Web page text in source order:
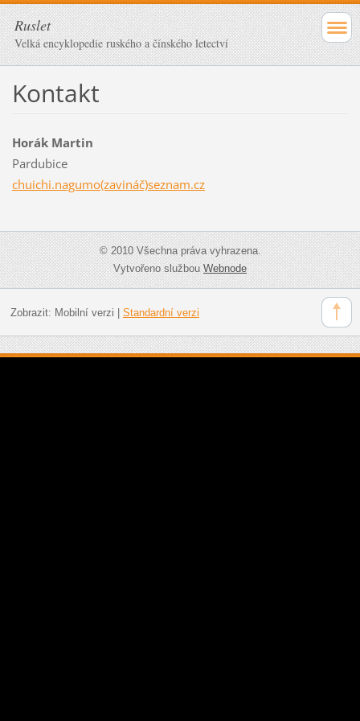
Ruslet
Velká encyklopedie ruského a čínského letectví
Kontakt
Horák Martin
Pardubice
chuichi.nagumo(zavináč)seznam.cz
© 2010 Všechna práva vyhrazena.
Vytvořeno službouWebnode
Zobrazit: Mobilní verzi Standardní verzi